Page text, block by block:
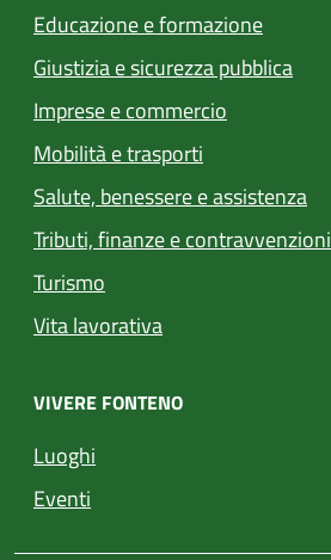
Educazione e formazione
Giustizia e sicurezza pubblica
Imprese e commercio
Mobilità e trasporti
Salute, benessere e assistenza
Tributi, finanze e contravvenzioni
Turismo
Vita lavorativa
VIVERE FONTENO
Luoghi
Eventi